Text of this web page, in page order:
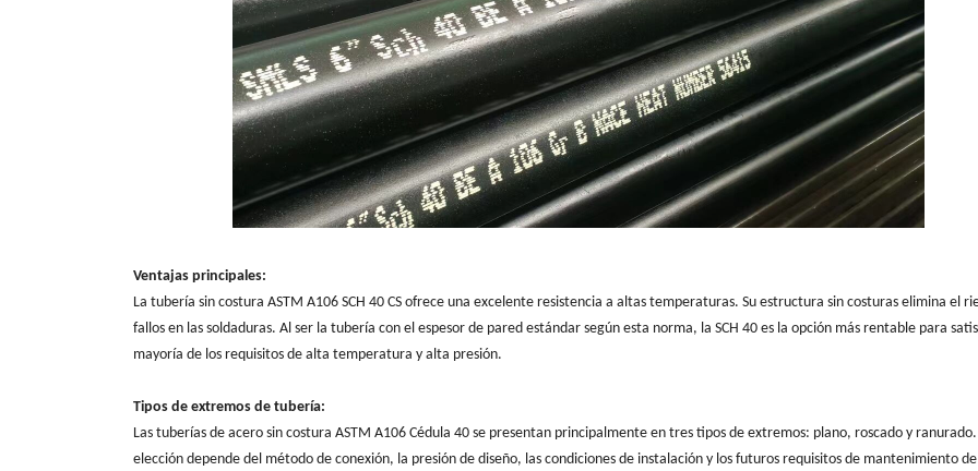
Ventajas principales:
La tubería sin costura ASTM A106 SCH 40 CS ofrece una excelente resistencia a altas temperaturas. Su estructura sin costuras elimina el
fallos en las soldaduras. Al ser la tubería con el espesor de pared estándar según esta norma, la SCH 40 es la opción más rentable para
mayoría de los requisitos de alta temperatura y alta presión.
Tipos de extremos de tubería:
Las tuberías de acero sin costura ASTM A106 Cédula 40 se presentan principalmente en tres tipos de extremos: plano, roscado y
elección depende del método de conexión, la presión de diseño, las condiciones de instalación y los futuros requisitos de mantenimiento